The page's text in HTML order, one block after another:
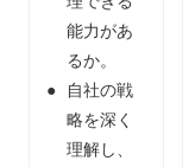
能力があ
るか。
自社の戦
略を深く
理解し、